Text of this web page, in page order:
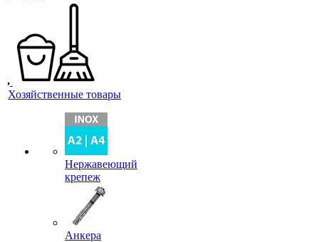
Хозяйственные товары
Нержавеющий
крепеж
Анкера